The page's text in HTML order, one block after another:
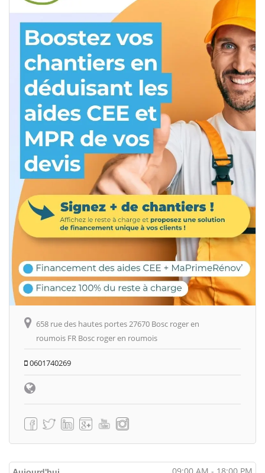
658 rue des hautes portes 27670 Bosc roger en
roumois FR Bosc roger en roumois
0601740269
09:00 AM - 18:00 PM